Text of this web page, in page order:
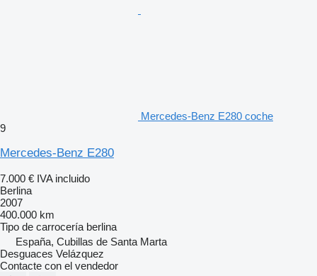
Mercedes-Benz E280 coche
9
Mercedes-Benz E280
7.000 € IVA incluido
Berlina
2007
400.000 km
Tipo de carrocería berlina
España, Cubillas de Santa Marta
Desguaces Velázquez
Contacte con el vendedor